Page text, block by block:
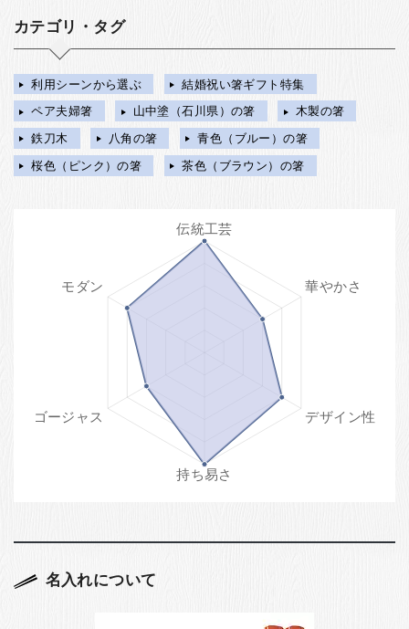
カテゴリ・タグ
利用シーンから選ぶ
結婚祝い箸ギフト特集
ペア夫婦箸
山中塗（石川県）の箸
木製の箸
鉄刀木
八角の箸
青色（ブルー）の箸
桜色（ピンク）の箸
茶色（ブラウン）の箸
名入れについて